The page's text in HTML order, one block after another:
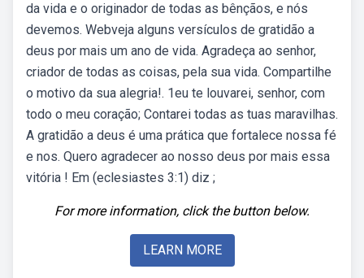
da vida e o originador de todas as bênçãos, e nós
devemos. Webveja alguns versículos de gratidão a
deus por mais um ano de vida. Agradeça ao senhor,
criador de todas as coisas, pela sua vida. Compartilhe
o motivo da sua alegria!. 1eu te louvarei, senhor, com
todo o meu coração; Contarei todas as tuas maravilhas.
A gratidão a deus é uma prática que fortalece nossa fé
e nos. Quero agradecer ao nosso deus por mais essa
vitória ! Em (eclesiastes 3:1) diz ;
For more information, click the button below.
LEARN MORE